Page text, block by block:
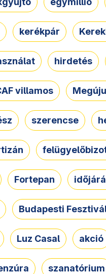
kerékpár
hirdetés
villamos
szerencse
Fortepan
Budapesti
Luz Casal akció
szanatórium